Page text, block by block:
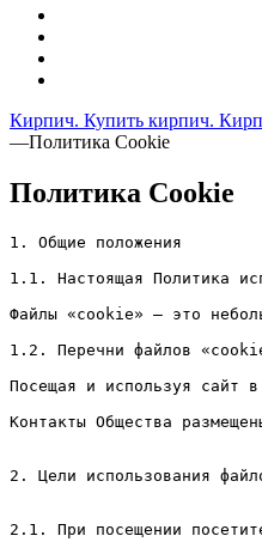
Кирпич. Купить кирпич.
—Политика Cookie
Политика Cookie
1. Общие положения
1.1. Настоящая Политика
Файлы «cookie» – это
1.2. Перечни файлов
Посещая и используя сайт
Контакты Общества
2. Цели использования
2.1. При посещении